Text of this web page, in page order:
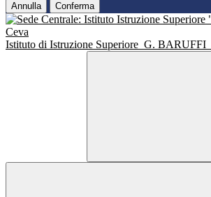
Annulla Conferma
Istituto di Istruzione Superiore G. BARUFFI